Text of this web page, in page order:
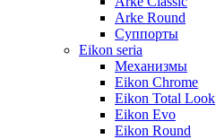
Arke Round
Суппорты
Eikon seria
Механизмы
Eikon Chrome
Eikon Total Look
Eikon Evo
Eikon Round